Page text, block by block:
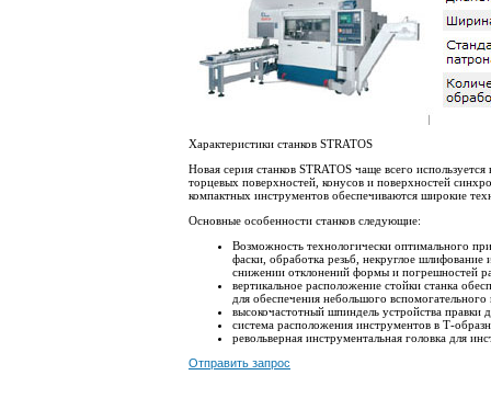
Характеристики станков STRATOS
Новая серия станков STRATOS чаще всего
торцевых поверхностей, конусов и поверхностей
компактных инструментов обеспечиваются широкие
Основные особенности станков следующие:
Возможность технологически оптимального
фаски, обработка резьб, некруглое шлифование
снижении отклонений формы и погрешностей
вертикальное расположение стойки станка
для обеспечения небольшого
высокочастотный шпиндель устройства
система расположения инструментов в Т-
револьверная инструментальная головка для
Отправить запрос